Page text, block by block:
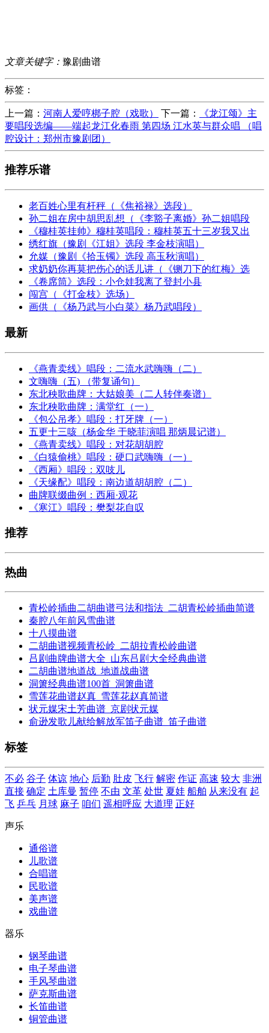
文章关键字： 豫剧曲谱
标签：
上一篇： 河南人爱哼梆子腔（戏歌） 下一篇：
《龙江颂》主
要唱段选编——端起龙江化春雨 第四场 江水英与群众唱 （唱
腔设计：郑州市豫剧团）
推荐乐谱
老百姓心里有杆秤（《焦裕禄》选段）
孙二姐在房中胡思乱想（《李豁子离婚》孙二姐唱段
《穆桂英挂帅》穆桂英唱段：穆桂英五十三岁我又出
绣红旗（豫剧《江姐》选段 李金枝演唱）
允媒（豫剧《拾玉镯》选段 高玉秋演唱）
求奶奶你再莫把伤心的话儿讲（《铡刀下的红梅》选
《卷席筒》选段：小仓娃我离了登封小县
闯宫（《打金枝》选场）
画供（《杨乃武与小白菜》杨乃武唱段）
最新
《燕青卖线》唱段：二流水武嗨嗨（二）
文嗨嗨（五) （带复诵句）
东北秧歌曲牌：大姑娘美（二人转伴奏谱）
东北秧歌曲牌：满堂红（一）
《包公吊孝》唱段：打牙牌（一）
五更十三咳（杨金华 于晓菲演唱 那炳晨记谱）
《燕青卖线》唱段：对花胡胡腔
《白猿偷桃》唱段：硬口武嗨嗨（一）
《西厢》唱段：双吱儿
《天缘配》唱段：南边道胡胡腔（二）
曲牌联缀曲例：西厢·观花
《寒江》唱段：樊梨花自叹
推荐
热曲
青松岭插曲二胡曲谱弓法和指法_二胡青松岭插曲简谱
秦腔八年前风雪曲谱
十八摸曲谱
二胡曲谱视频青松岭_二胡拉青松岭曲谱
吕剧曲牌曲谱大全_山东吕剧大全经典曲谱
二胡曲谱地道战_地道战曲谱
洞箫经典曲谱100首_洞箫曲谱
雪莲花曲谱赵真_雪莲花赵真简谱
状元媒宋土芳曲谱_京剧状元媒
俞逊发歌儿献给解放军笛子曲谱_笛子曲谱
标签
不必 谷子 体谅 地心 后勤 肚皮 飞行 解密 作证 高速 较大 非洲
直接 确定 土库曼 暂停 不由 文革 处世 夏娃 船舶 从来没有 起
飞 乒乓 月球 麻子 咱们 遥相呼应 大道理 正好
声乐
通俗谱
儿歌谱
合唱谱
民歌谱
美声谱
戏曲谱
器乐
钢琴曲谱
电子琴曲谱
手风琴曲谱
萨克斯曲谱
长笛曲谱
铜管曲谱